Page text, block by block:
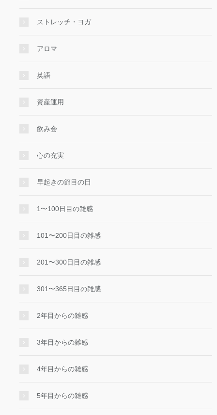
ストレッチ・ヨガ
アロマ
英語
資産運用
飲み会
心の充実
早起きの節目の日
1〜100日目の雑感
101〜200日目の雑感
201〜300日目の雑感
301〜365日目の雑感
2年目からの雑感
3年目からの雑感
4年目からの雑感
5年目からの雑感